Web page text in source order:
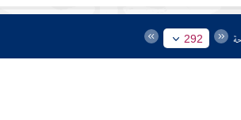
292